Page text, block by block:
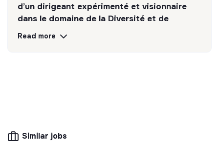
d’un dirigeant expérimenté et visionnaire
dans le domaine de la Diversité et de
l’Innovation sociale !
CSR consulting, training, raising awareness of
Read more
Similar jobs